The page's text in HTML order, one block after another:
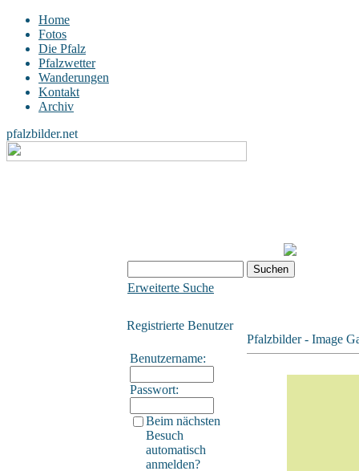
Home
Fotos
Die Pfalz
Pfalzwetter
Wanderungen
Kontakt
Archiv
pfalzbilder.net
Erweiterte Suche
Registrierte Benutzer
Benutzername:
Passwort:
Beim nächsten
Besuch
automatisch
anmelden?
Pfalzbilder - Image